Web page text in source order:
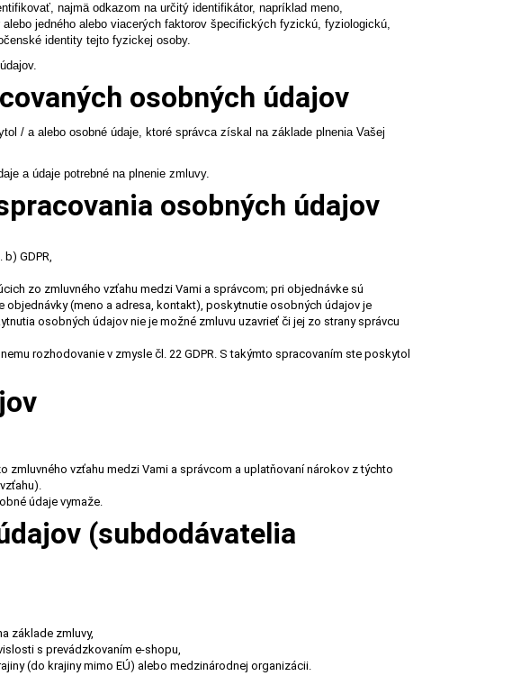
najmä odkazom na určitý identifikátor, napríklad meno,
jedného alebo viacerých faktorov špecifických fyzickú, fyziologickú,
identity tejto fyzickej osoby.
osobných údajov
/ a alebo osobné údaje, ktoré správca získal na základe plnenia Vašej
a údaje potrebné na plnenie zmluvy.
osobných údajov
GDPR,
zo zmluvného vzťahu medzi Vami a správcom; pri objednávke sú
(meno a adresa, kontakt), poskytnutie osobných údajov je
osobných údajov nie je možné zmluvu uzavrieť či jej zo strany správcu
rozhodovanie v zmysle čl. 22 GDPR. S takýmto spracovaním ste poskytol
zmluvného vzťahu medzi Vami a správcom a uplatňovaní nárokov z týchto
údaje vymaže.
(subdodávatelia
základe zmluvy,
s prevádzkovaním e-shopu,
(do krajiny mimo EÚ) alebo medzinárodnej organizácii.